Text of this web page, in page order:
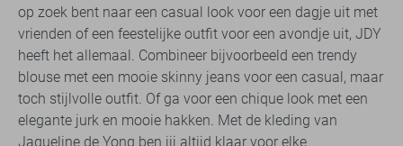
op zoek bent naar een casual look voor een dagje uit met
vrienden of een feestelijke outfit voor een avondje uit, JDY
heeft het allemaal. Combineer bijvoorbeeld een trendy
blouse met een mooie skinny jeans voor een casual, maar
toch stijlvolle outfit. Of ga voor een chique look met een
elegante jurk en mooie hakken. Met de kleding van
Jaqueline de Yong ben jij altijd klaar voor elke